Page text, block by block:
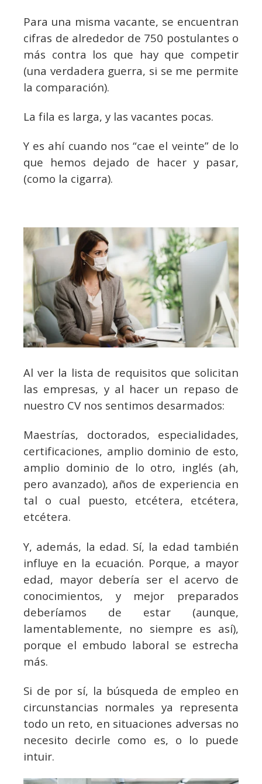
Para una misma vacante, se encuentran
cifras de alrededor de 750 postulantes o
más contra los que hay que competir
(una verdadera guerra, si se me permite
la comparación).
La fila es larga, y las vacantes pocas.
Y es ahí cuando nos “cae el veinte” de lo
que hemos dejado de hacer y pasar,
(como la cigarra).
Al ver la lista de requisitos que solicitan
las empresas, y al hacer un repaso de
nuestro CV nos sentimos desarmados:
Maestrías, doctorados, especialidades,
certificaciones, amplio dominio de esto,
amplio dominio de lo otro, inglés (ah,
pero avanzado), años de experiencia en
tal o cual puesto, etcétera, etcétera,
etcétera.
Y, además, la edad. Sí, la edad también
influye en la ecuación. Porque, a mayor
edad, mayor debería ser el acervo de
conocimientos, y mejor preparados
deberíamos de estar (aunque,
lamentablemente, no siempre es así),
porque el embudo laboral se estrecha
más.
Si de por sí, la búsqueda de empleo en
circunstancias normales ya representa
todo un reto, en situaciones adversas no
necesito decirle como es, o lo puede
intuir.